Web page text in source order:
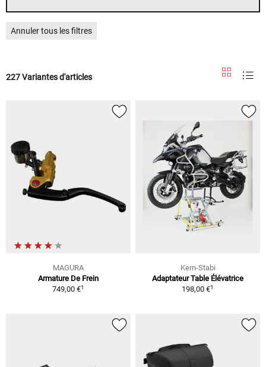
Annuler tous les filtres
227 Variantes d'articles
MAGURA
Armature De Frein
749,00 €1
Kern-Stabi
Adaptateur Table Élévatrice
198,00 €1